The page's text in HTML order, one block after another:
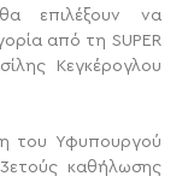
επιλέξουν να
από τη SUPER
Κεγκέρογλου
του Υφυπουργού
καθήλωσης